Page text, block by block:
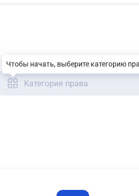
Категория права
Чтобы начать, выберите категорию